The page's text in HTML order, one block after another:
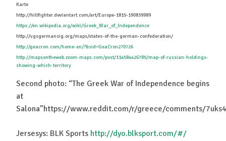
Karte
http://hillfighter.deviantart.com/art/Europe-1815-190839989
https://en.wikipedia.org/wiki/Greek_War_of_Independence
http://vgsgermansig.org/maps/states-of-the-german-confederation/
http://geacron.com/home-en/?&sid=GeaCron270726
http://mapsontheweb.zoom-maps.com/post/114584426785/map-of-russian-holdings-
showing-which-territory
Second photo: “The Greek War of Independence begins
at
Salona”https://www.reddit.com/r/greece/comments/
Jersesys: BLK Sports http://dyo.blksport.com/#/